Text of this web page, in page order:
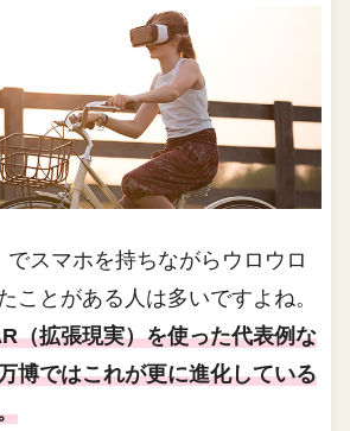
でスマホを持ちながらウロウロ
ことがある人は多いですよね。
（拡張現実）を使った代表例な
博ではこれが更に進化している